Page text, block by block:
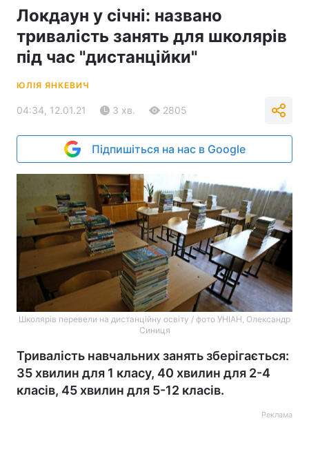
Локдаун у січні: названо
тривалість занять для школярів
під час "дистанційки"
ЮЛІЯ ЯНКЕВИЧ
04:34, 12.01.21 3 хв. 2805
Підпишіться на нас в Google
Школярів перевели на дистанційну освіту / фото УНІАН, Олександр
Синиця
Тривалість навчальних занять зберігається:
35 хвилин для 1 класу, 40 хвилин для 2-4
класів, 45 хвилин для 5-12 класів.
Реклама